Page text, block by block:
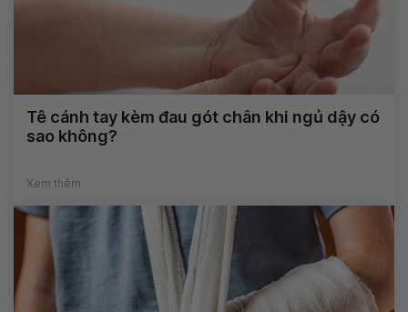
Tê cánh tay kèm đau gót chân khi ngủ dậy có
sao không?
Xem thêm